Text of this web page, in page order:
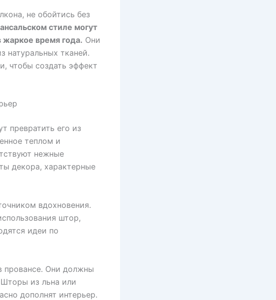
не обойтись без
стиле могут
время года. Они
натуральных тканей.
чтобы создать эффект
превратить его из
теплом и
нежные
декора, характерные
вдохновения.
штор,
идеи по
провансе. Они должны
из льна или
дополнят интерьер.